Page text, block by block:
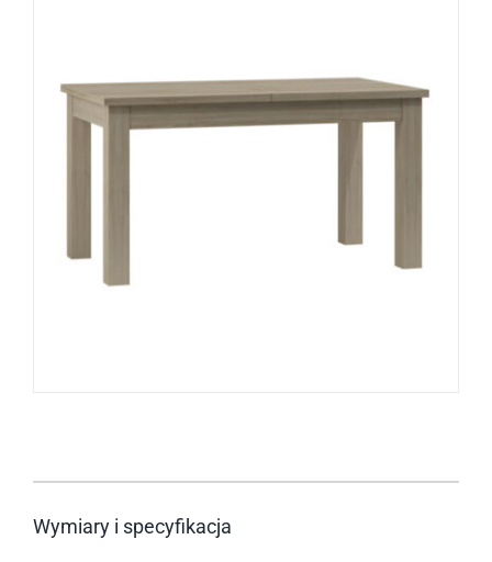
Wymiary i specyfikacja